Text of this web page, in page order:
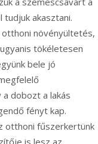
tudjuk akasztani.
növényültetés,
tökéletesen
bele jó
dobozt a lakás
fényt kap.
otthoni fűszerkertünk
is lesz az